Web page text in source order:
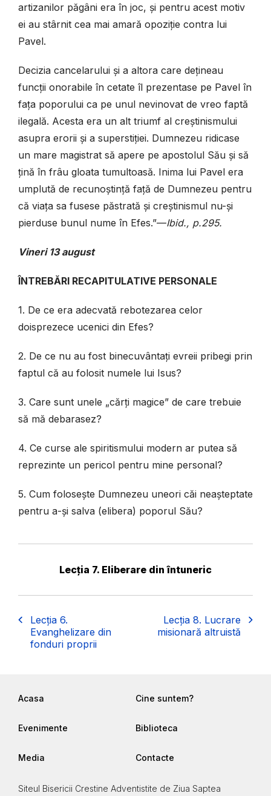
artizanilor păgâni era în joc, și pentru acest motiv
ei au stârnit cea mai amară opoziție contra lui
Pavel.
Decizia cancelarului și a altora care dețineau
funcții onorabile în cetate îl prezentase pe Pavel în
fața poporului ca pe unul nevinovat de vreo faptă
ilegală. Acesta era un alt triumf al creștinismului
asupra erorii și a superstiției. Dumnezeu ridicase
un mare magistrat să apere pe apostolul Său și să
țină în frâu gloata tumultoasă. Inima lui Pavel era
umplută de recunoștință față de Dumnezeu pentru
că viața sa fusese păstrată și creștinismul nu-și
pierduse bunul nume în Efes.”—Ibid., p.295.
Vineri 13 august
ÎNTREBĂRI RECAPITULATIVE PERSONALE
1. De ce era adecvată rebotezarea celor
doisprezece ucenici din Efes?
2. De ce nu au fost binecuvântați evreii pribegi prin
faptul că au folosit numele lui Isus?
3. Care sunt unele „cărți magice” de care trebuie
să mă debarasez?
4. Ce curse ale spiritismului modern ar putea să
reprezinte un pericol pentru mine personal?
5. Cum folosește Dumnezeu uneori căi neașteptate
pentru a-și salva (elibera) poporul Său?
Lecția 7. Eliberare din întuneric
Lecția 6.
Evanghelizare din
fonduri proprii
Lecția 8. Lucrare
misionară altruistă
Acasa Cine suntem?
Evenimente Biblioteca
Media Contacte
Siteul Bisericii Crestine Adventistite de Ziua Saptea